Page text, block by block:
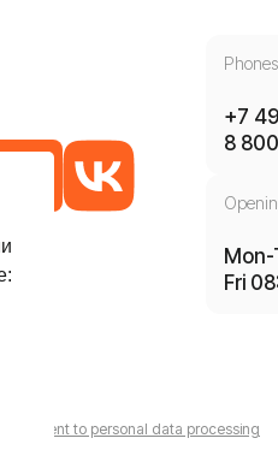
Phones
+7
8
Mon-
Fri
Consent to personal data processing